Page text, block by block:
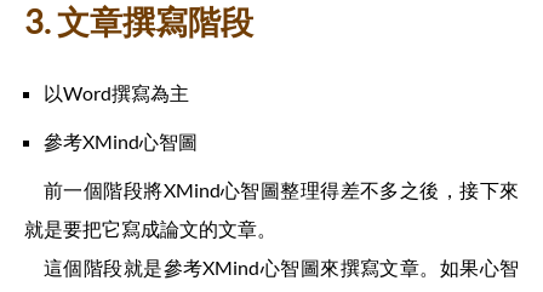
3. 文章撰寫階段
以Word撰寫為主
參考XMind心智圖
前一個階段將XMind心智圖整理得差不多之後，接下來
就是要把它寫成論文的文章。
這個階段就是參考XMind心智圖來撰寫文章。如果心智